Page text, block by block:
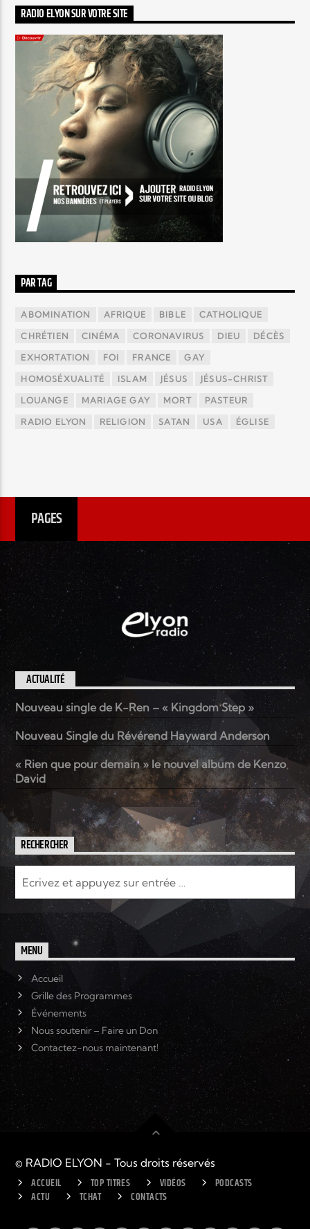
RADIO ELYON SUR VOTRE SITE
PAR TAG
ABOMINATION AFRIQUE BIBLE CATHOLIQUE
CHRÉTIEN CINÉMA CORONAVIRUS DIEU DÉCÈS
EXHORTATION FOI FRANCE GAY
HOMOSÉXUALITÉ ISLAM JÉSUS JÉSUS-CHRIST
LOUANGE MARIAGE GAY MORT PASTEUR
RADIO ELYON RELIGION SATAN USA ÉGLISE
PAGES
ACTUALITÉ
Nouveau single de K-Ren – « Kingdom Step »
Nouveau Single du Révérend Hayward Anderson
« Rien que pour demain » le nouvel album de Kenzo
David
RECHERCHER
MENU
Accueil
Grille des Programmes
Événements
Nous soutenir – Faire un Don
Contactez-nous maintenant!
© RADIO ELYON - Tous droits réservés
ACCUEIL TOP TITRES VIDÉOS
PODCASTS
ACTU
TCHAT CONTACTS